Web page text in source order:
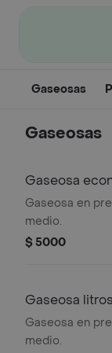
Gaseosas
Gaseosas
Gaseosa
Gaseosa en
medio.
$ 5000
Gaseosa
Gaseosa en
medio.